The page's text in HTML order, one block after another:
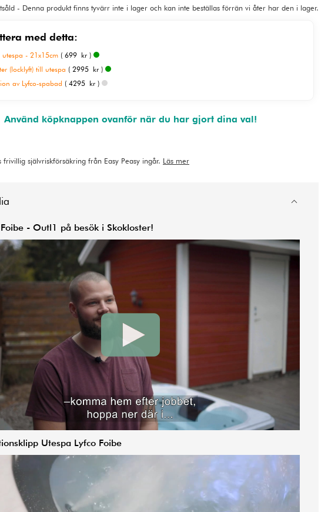
- Denna produkt finns tyvärr inte i lager och kan inte beställas förrän vi åter har den i lager.
med detta:
utespa - 21x15cm ( 699 kr )
(locklyft) till utespa ( 2995 kr )
av Lyfco-spabad ( 4295 kr )
Använd köpknappen ovanför när du har gjort dina val!
frivillig självriskförsäkring från Easy Peasy ingår. Läs mer
- Outl1 på besök i Skokloster!
Utespa Lyfco Foibe